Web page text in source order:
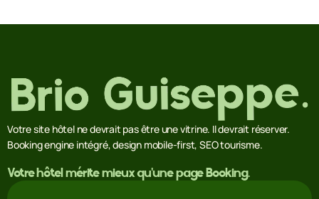
Votre site hôtel ne devrait pas être une vitrine. Il devrait réserver.
Booking engine intégré, design mobile-first, SEO tourisme.
Votre hôtel mérite mieux qu'une page Booking.